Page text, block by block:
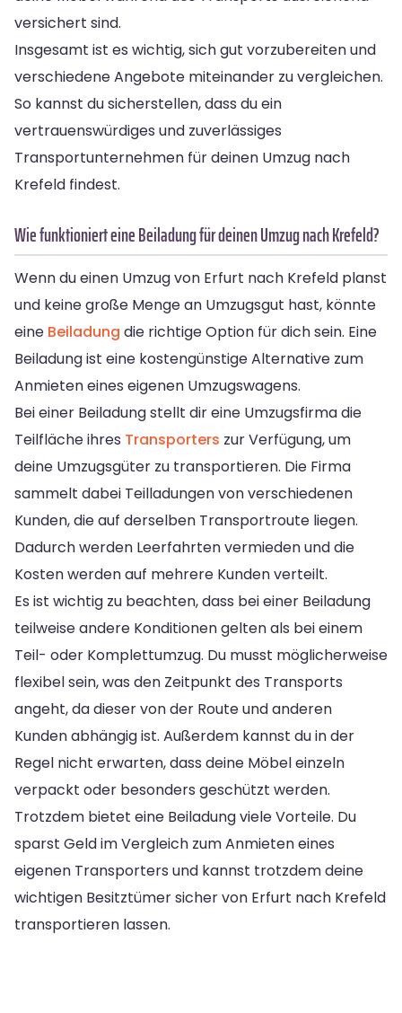
versichert sind.
Insgesamt ist es wichtig, sich gut vorzubereiten und
verschiedene Angebote miteinander zu vergleichen.
So kannst du sicherstellen, dass du ein
vertrauenswürdiges und zuverlässiges
Transportunternehmen für deinen Umzug nach
Krefeld findest.
Wie funktioniert eine Beiladung für deinen Umzug nach Krefeld?
Wenn du einen Umzug von Erfurt nach Krefeld planst
und keine große Menge an Umzugsgut hast, könnte
eine Beiladung die richtige Option für dich sein. Eine
Beiladung ist eine kostengünstige Alternative zum
Anmieten eines eigenen Umzugswagens.
Bei einer Beiladung stellt dir eine Umzugsfirma die
Teilfläche ihres Transporters zur Verfügung, um
deine Umzugsgüter zu transportieren. Die Firma
sammelt dabei Teilladungen von verschiedenen
Kunden, die auf derselben Transportroute liegen.
Dadurch werden Leerfahrten vermieden und die
Kosten werden auf mehrere Kunden verteilt.
Es ist wichtig zu beachten, dass bei einer Beiladung
teilweise andere Konditionen gelten als bei einem
Teil- oder Komplettumzug. Du musst möglicherweise
flexibel sein, was den Zeitpunkt des Transports
angeht, da dieser von der Route und anderen
Kunden abhängig ist. Außerdem kannst du in der
Regel nicht erwarten, dass deine Möbel einzeln
verpackt oder besonders geschützt werden.
Trotzdem bietet eine Beiladung viele Vorteile. Du
sparst Geld im Vergleich zum Anmieten eines
eigenen Transporters und kannst trotzdem deine
wichtigen Besitztümer sicher von Erfurt nach Krefeld
transportieren lassen.